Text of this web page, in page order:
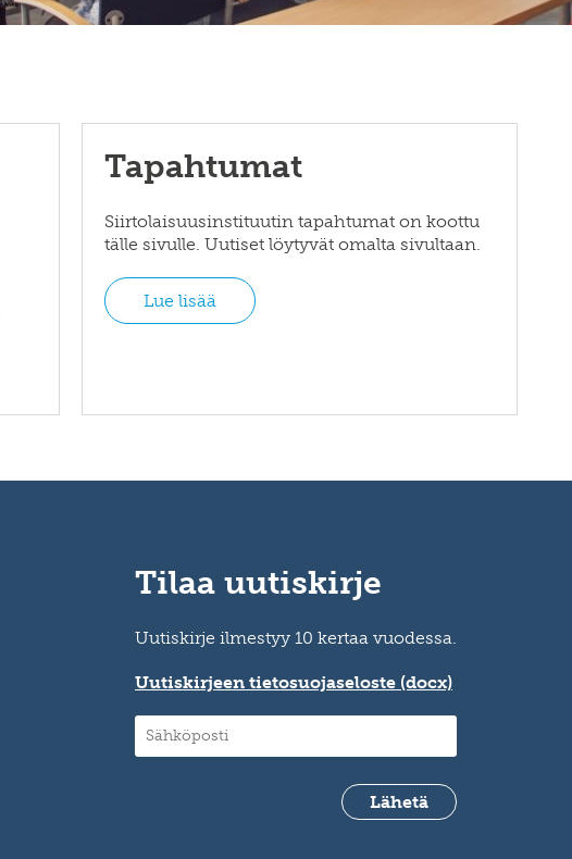
Tapahtumat
Siirtolaisuusinstituutin tapahtumat on koottu
tälle sivulle. Uutiset löytyvät omalta sivultaan.
Lue lisää
Tilaa uutiskirje
Uutiskirje ilmestyy 10 kertaa vuodessa.
Uutiskirjeen tietosuojaseloste (docx)